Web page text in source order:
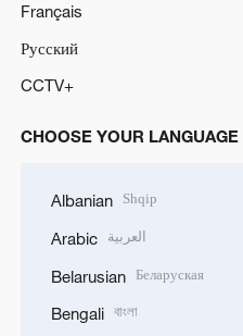
Français
Русский
CCTV+
CHOOSE YOUR LANGUAGE
Albanian Shqip
Arabic العربية
Belarusian Беларуская
Bengali বাংলা